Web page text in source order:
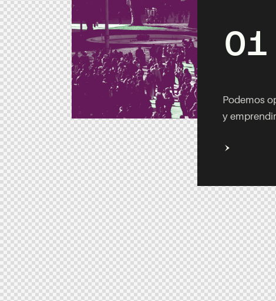
Podemos
y